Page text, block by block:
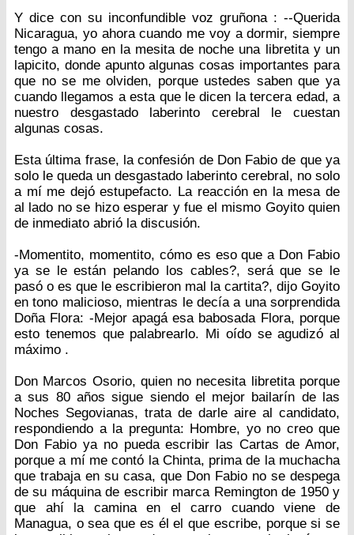
Y dice con su inconfundible voz gruñona : --Querida
Nicaragua, yo ahora cuando me voy a dormir, siempre
tengo a mano en la mesita de noche una libretita y un
lapicito, donde apunto algunas cosas importantes para
que no se me olviden, porque ustedes saben que ya
cuando llegamos a esta que le dicen la tercera edad, a
nuestro desgastado laberinto cerebral le cuestan
algunas cosas.
Esta última frase, la confesión de Don Fabio de que ya
solo le queda un desgastado laberinto cerebral, no solo
a mí me dejó estupefacto. La reacción en la mesa de
al lado no se hizo esperar y fue el mismo Goyito quien
de inmediato abrió la discusión.
-Momentito, momentito, cómo es eso que a Don Fabio
ya se le están pelando los cables?, será que se le
pasó o es que le escribieron mal la cartita?, dijo Goyito
en tono malicioso, mientras le decía a una sorprendida
Doña Flora: -Mejor apagá esa babosada Flora, porque
esto tenemos que palabrearlo. Mi oído se agudizó al
máximo .
Don Marcos Osorio, quien no necesita libretita porque
a sus 80 años sigue siendo el mejor bailarín de las
Noches Segovianas, trata de darle aire al candidato,
respondiendo a la pregunta: Hombre, yo no creo que
Don Fabio ya no pueda escribir las Cartas de Amor,
porque a mí me contó la Chinta, prima de la muchacha
que trabaja en su casa, que Don Fabio no se despega
de su máquina de escribir marca Remington de 1950 y
que ahí la camina en el carro cuando viene de
Managua, o sea que es él el que escribe, porque si se